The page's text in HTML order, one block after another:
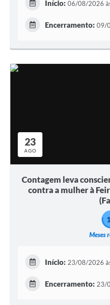
Início: 06/08/2026
Encerramento: 09/
23
AGO
Contagem leva
contra a mulher à
Meses
Início: 23/08/2026
Encerramento: 23/